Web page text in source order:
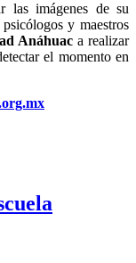
las imágenes de su
y maestros
Anáhuac a realizar
el momento en